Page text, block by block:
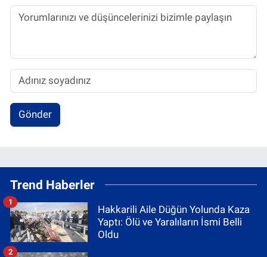
Gönder
Trend Haberler
Hakkarili Aile Düğün Yolunda Kaza
Yaptı: Ölü ve Yaralıların İsmi Belli
Oldu
1
2